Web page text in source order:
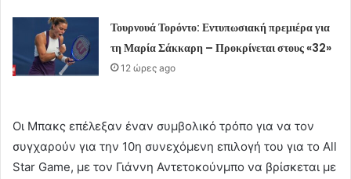
Τουρνουά Τορόντο: Εντυπωσιακή πρεμιέρα για
τη Μαρία Σάκκαρη – Προκρίνεται στους «32»
12 ώρες ago
Οι Μπακς επέλεξαν έναν συμβολικό τρόπο για να τον
συγχαρούν για την 10η συνεχόμενη επιλογή του για το All
Star Game, με τον Γιάννη Αντετοκούνμπο να βρίσκεται με